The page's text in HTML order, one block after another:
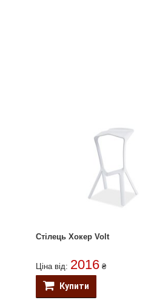
Стілець Хокер Volt
Ціна від: 2016 ₴
Купити